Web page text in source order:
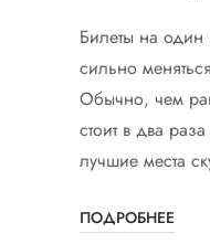
Билеты на один
сильно
Обычно, чем
стоит в два
лучшие места
ПОДРОБНЕЕ